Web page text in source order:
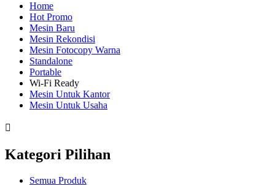
Home
Hot Promo
Mesin Baru
Mesin Rekondisi
Mesin Fotocopy Warna
Standalone
Portable
Wi-Fi Ready
Mesin Untuk Kantor
Mesin Untuk Usaha
Kategori Pilihan
Semua Produk